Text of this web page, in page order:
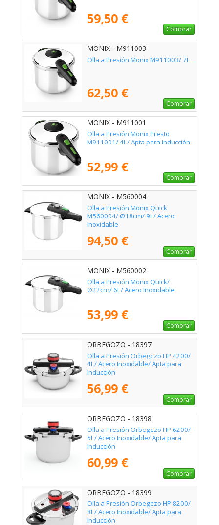
59,50 €
Comprar
MONIX - M911003
Olla a Presión Monix M911003/ 7L
62,50 €
Comprar
MONIX - M911001
Olla a Presión Monix Presto
M911001/ 4L/ Apta para Inducción
52,99 €
Comprar
MONIX - M560004
Olla a Presión Monix Quick
M560004/ Ø18cm/ 9L/ Acero
Inoxidable
94,50 €
Comprar
MONIX - M560002
Olla a Presión Monix Quick/
Ø22cm/ 6L/ Acero Inoxidable
53,99 €
Comprar
ORBEGOZO - 18397
Olla a Presión Orbegozo HP 4200/
4L/ Acero Inoxidable/ Apta para
Inducción
56,99 €
Comprar
ORBEGOZO - 18398
Olla a Presión Orbegozo HP 6200/
6L/ Acero Inoxidable/ Apta para
Inducción
60,99 €
Comprar
ORBEGOZO - 18399
Olla a Presión Orbegozo HP 8200/
8L/ Acero Inoxidable/ Apta para
Inducción